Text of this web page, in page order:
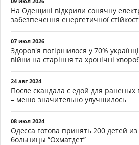
На Одещині відкрили сонячну
забезпечення енергетичної
07 июл 2026
Здоров'я погіршилося у 70%
війни на старіння та хронічні
24 авг 2024
После скандала с едой для раненых
– меню значительно улучшилось
08 июл 2024
Одесса готова принять 200 детей
больницы “Охматдет”